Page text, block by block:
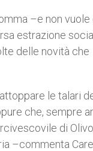
–e non
estrazione
delle novità che
le talari
che, sempre
di
–commenta